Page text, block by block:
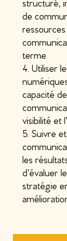
structuré,
de
terme.
Utiliser
capacité
visibilité et
Suivre
les
d’évaluer
stratégie